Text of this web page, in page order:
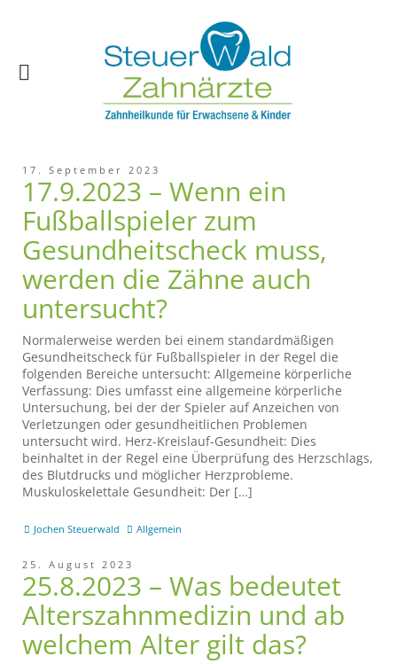
17. September 2023
17.9.2023 – Wenn ein
Fußballspieler zum
Gesundheitscheck muss,
werden die Zähne auch
untersucht?
Normalerweise werden bei einem standardmäßigen
Gesundheitscheck für Fußballspieler in der Regel die
folgenden Bereiche untersucht: Allgemeine körperliche
Verfassung: Dies umfasst eine allgemeine körperliche
Untersuchung, bei der der Spieler auf Anzeichen von
Verletzungen oder gesundheitlichen Problemen
untersucht wird. Herz-Kreislauf-Gesundheit: Dies
beinhaltet in der Regel eine Überprüfung des Herzschlags,
des Blutdrucks und möglicher Herzprobleme.
Muskuloskelettale Gesundheit: Der […]
Jochen Steuerwald Allgemein
25. August 2023
25.8.2023 – Was bedeutet
Alterszahnmedizin und ab
welchem Alter gilt das?